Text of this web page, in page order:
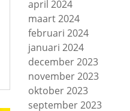
april 2024
maart 2024
februari 2024
januari 2024
december 2023
november 2023
oktober 2023
september 2023